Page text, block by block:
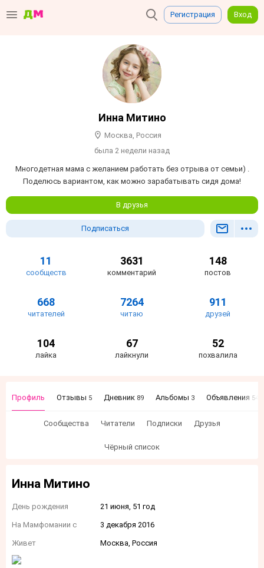
Регистрация Вход
Инна Митино
Москва, Россия
была 2 недели назад
Многодетная мама с желанием работать без отрыва от семьи) .
Поделюсь вариантом, как можно зарабатывать сидя дома!
В друзья
Подписаться
11
сообществ
3631
комментарий
148
постов
668
читателей
7264
читаю
911
друзей
104
лайка
67
лайкнули
52
похвалила
Профиль Отзывы 5 Дневник 89 Альбомы 3 Объявления 54
Сообщества Читатели Подписки Друзья
Чёрный список
Инна Митино
День рождения 21 июня, 51 год
На Мамфомании с 3 декабря 2016
Живет Москва, Россия